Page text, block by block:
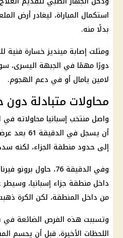
استكمال المباراة، ليغادر أرض
بدلًا منه.
ومثلت إصابة مينديز خسارة فنية
دورًا مهمًا في الجبهة اليسرى،
لامين يامال أو في دعم الهجوم.
محاولات متبادلة
واصل منتخب إسبانيا محاولاته
أن يسجل في
إلى حدود منطقة الجزاء، لكنه
وفي الدقيقة 76، حاول
داخل منطقة جزاء إسبانيا،
من داخل المنطقة، لكن الكرة
وتسببت هذه الفرص الضائعة في
اللحظات الأخيرة، قبل أن يحسم